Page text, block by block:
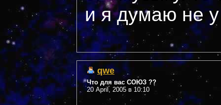
и я думаю не
qwe
Что для вас СОЮЗ ??
20 April, 2005 в 10:10